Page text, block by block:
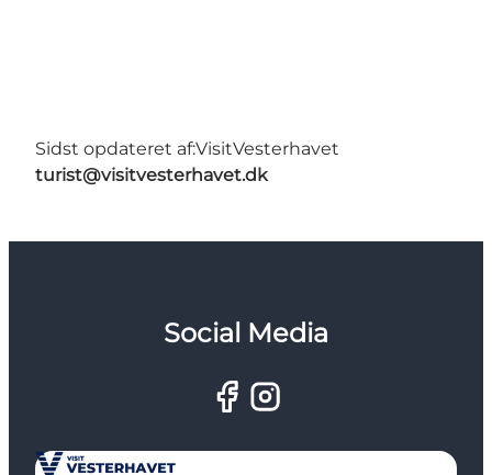
Sidst opdateret af:VisitVesterhavet
turist@visitvesterhavet.dk
Social Media